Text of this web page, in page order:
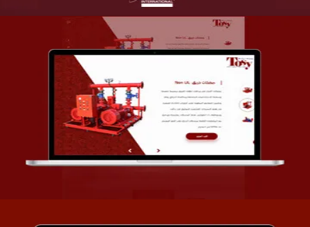
تصميم شركة قمة الأنظمة TOSY
التفاصيل